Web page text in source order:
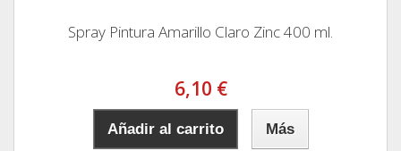
Spray Pintura Amarillo Claro Zinc 400 ml.
6,10 €
Añadir al carrito Más